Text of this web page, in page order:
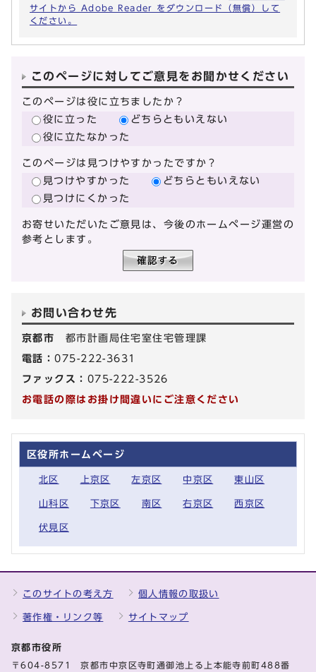
サイトから Adobe Reader をダウンロード（無償）して
ください。
このページに対してご意見をお聞かせください
このページは役に立ちましたか？
役に立った
どちらともいえない
役に立たなかった
このページは見つけやすかったですか？
見つけやすかった
どちらともいえない
見つけにくかった
お寄せいただいたご意見は、今後のホームページ運営の
参考とします。
お問い合わせ先
京都市 都市計画局住宅室住宅管理課
電話：075-222-3631
ファックス： 075-222-3526
お電話の際はお掛け間違いにご注意ください
区役所ホームページ
北区 上京区 左京区 中京区 東山区
山科区 下京区 南区 右京区 西京区
伏見区
このサイトの考え方 個人情報の取扱い
著作権・リンク等 サイトマップ
京都市役所
〒604-8571 京都市中京区寺町通御池上る上本能寺前町488番